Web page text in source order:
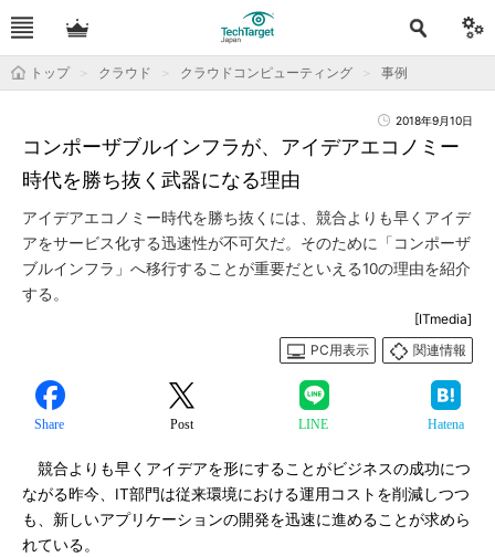
トップ クラウド クラウドコンピューティング 事例
2018年9月10日
コンポーザブルインフラが、アイデアエコノミー
時代を勝ち抜く武器になる理由
アイデアエコノミー時代を勝ち抜くには、競合よりも早くアイデ
アをサービス化する迅速性が不可欠だ。そのために「コンポーザ
ブルインフラ」へ移行することが重要だといえる10の理由を紹介
する。
[ITmedia]
PC用表示
関連情報
Share Post LINE Hatena
競合よりも早くアイデアを形にすることがビジネスの成功につ
ながる昨今、IT部門は従来環境における運用コストを削減しつつ
も、新しいアプリケーションの開発を迅速に進めることが求めら
れている。